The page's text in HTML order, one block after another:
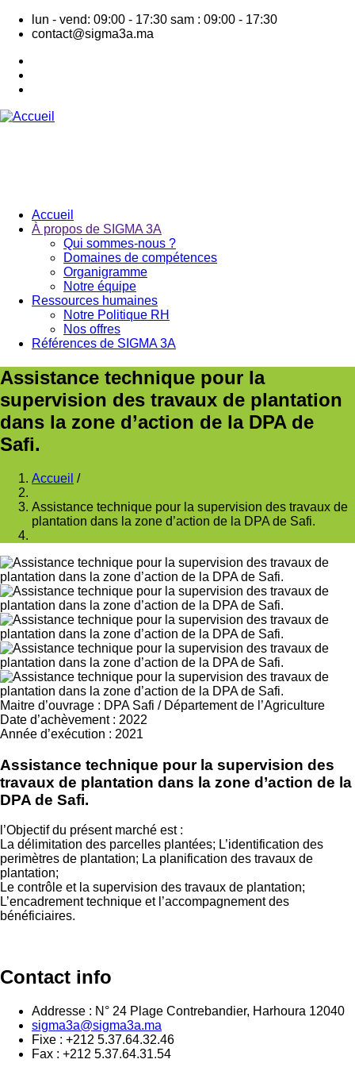
Aller
principal
lun - vend: 09:00 - 17:30 sam : 09:00 - 17:30
contact@sigma3a.ma
Navigation
principale
Accueil
À propos de SIGMA 3A
Qui sommes-nous ?
Domaines de compétences
Organigramme
Notre équipe
Ressources humaines
Notre Politique RH
Nos offres
Références de SIGMA 3A
Assistance technique pour la
supervision des travaux de plantation
dans la zone d’action de la DPA de
Safi.
Fil
d'Ariane
Accueil /
Assistance technique pour la supervision des travaux de
plantation dans la zone d’action de la DPA de Safi.
Maitre d’ouvrage : DPA Safi / Département de l’Agriculture
Date d’achèvement : 2022
Année d’exécution : 2021
Assistance technique pour la supervision des
travaux de plantation dans la zone d’action de la
DPA de Safi.
l’Objectif du présent marché est :
La délimitation des parcelles plantées; L’identification des
perimètres de plantation; La planification des travaux de
plantation;
Le contrôle et la supervision des travaux de plantation;
L’encadrement technique et l’accompagnement des
bénéficiaires.
Contact info
Addresse : N° 24 Plage Contrebandier, Harhoura 12040
sigma3a@sigma3a.ma
Fixe : +212 5.37.64.32.46
Fax : +212 5.37.64.31.54